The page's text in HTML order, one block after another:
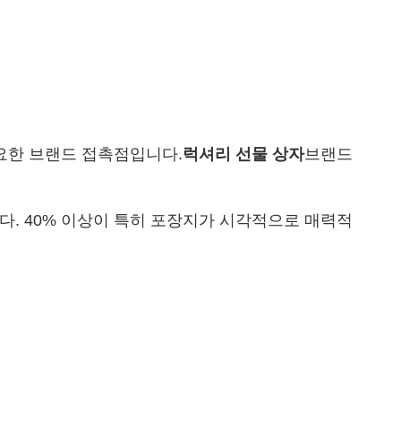
한 브랜드 접촉점입니다.럭셔리 선물 상자브랜드
. 40% 이상이 특히 포장지가 시각적으로 매력적